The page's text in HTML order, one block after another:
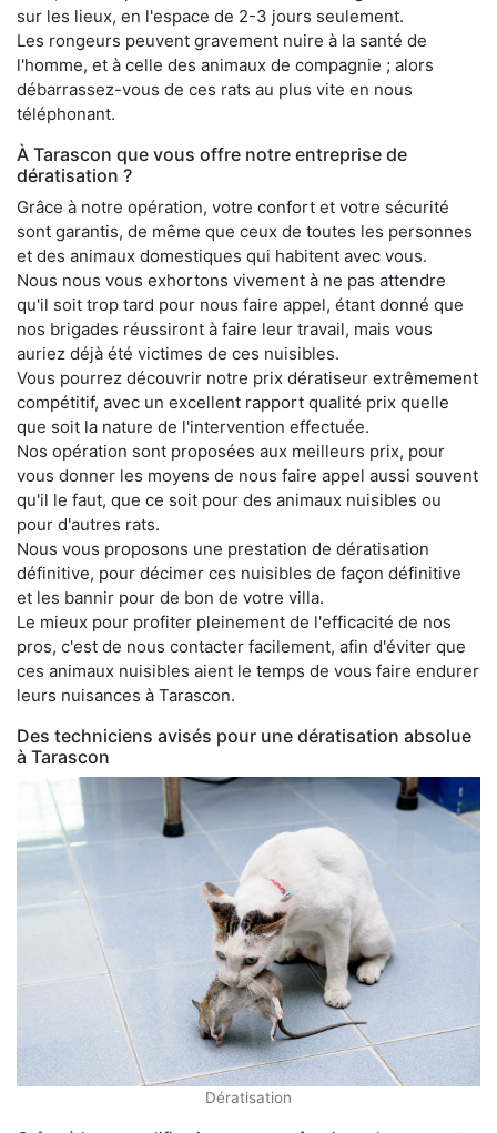
sur les lieux, en l'espace de 2-3 jours seulement.
Les rongeurs peuvent gravement nuire à la santé de
l'homme, et à celle des animaux de compagnie ; alors
débarrassez-vous de ces rats au plus vite en nous
téléphonant.
À Tarascon que vous offre notre entreprise de
dératisation ?
Grâce à notre opération, votre confort et votre sécurité
sont garantis, de même que ceux de toutes les personnes
et des animaux domestiques qui habitent avec vous.
Nous nous vous exhortons vivement à ne pas attendre
qu'il soit trop tard pour nous faire appel, étant donné que
nos brigades réussiront à faire leur travail, mais vous
auriez déjà été victimes de ces nuisibles.
Vous pourrez découvrir notre prix dératiseur extrêmement
compétitif, avec un excellent rapport qualité prix quelle
que soit la nature de l'intervention effectuée.
Nos opération sont proposées aux meilleurs prix, pour
vous donner les moyens de nous faire appel aussi souvent
qu'il le faut, que ce soit pour des animaux nuisibles ou
pour d'autres rats.
Nous vous proposons une prestation de dératisation
définitive, pour décimer ces nuisibles de façon définitive
et les bannir pour de bon de votre villa.
Le mieux pour profiter pleinement de l'efficacité de nos
pros, c'est de nous contacter facilement, afin d'éviter que
ces animaux nuisibles aient le temps de vous faire endurer
leurs nuisances à Tarascon.
Des techniciens avisés pour une dératisation absolue
à Tarascon
Dératisation